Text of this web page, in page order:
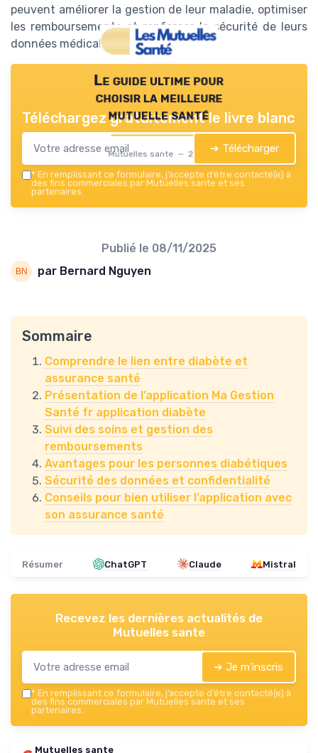
peuvent améliorer la gestion de leur maladie, optimiser
les remboursements et renforcer la sécurité de leurs
données médicales au quotidien.
Le guide ultime pour
choisir la meilleure
mutuelle santé
Mutuelles sante — 2026
Téléchargez gratuitement le livre blanc
➔ Télécharger
* En remplissant ce formulaire, j’accepte d’être contacté(e) à
des fins commerciales par Mutuelles sante et ses
partenaires.
Publié le 08/11/2025
par Bernard Nguyen
Sommaire
Comprendre le lien entre diabète et
assurance santé
Présentation de l’application Ma Gestion
Santé fr application diabète
Suivi des soins et gestion des
remboursements
Avantages pour les personnes diabétiques
Sécurité des données et confidentialité
Conseils pour bien utiliser l’application avec
son assurance santé
Résumer ChatGPT Claude Mistral
Recevez les dernières actualités de
Mutuelles sante
➔ Je m'inscris
* En remplissant ce formulaire, j’accepte d’être contacté(e) à
des fins commerciales par Mutuelles sante et ses
partenaires.
Mutuelles sante